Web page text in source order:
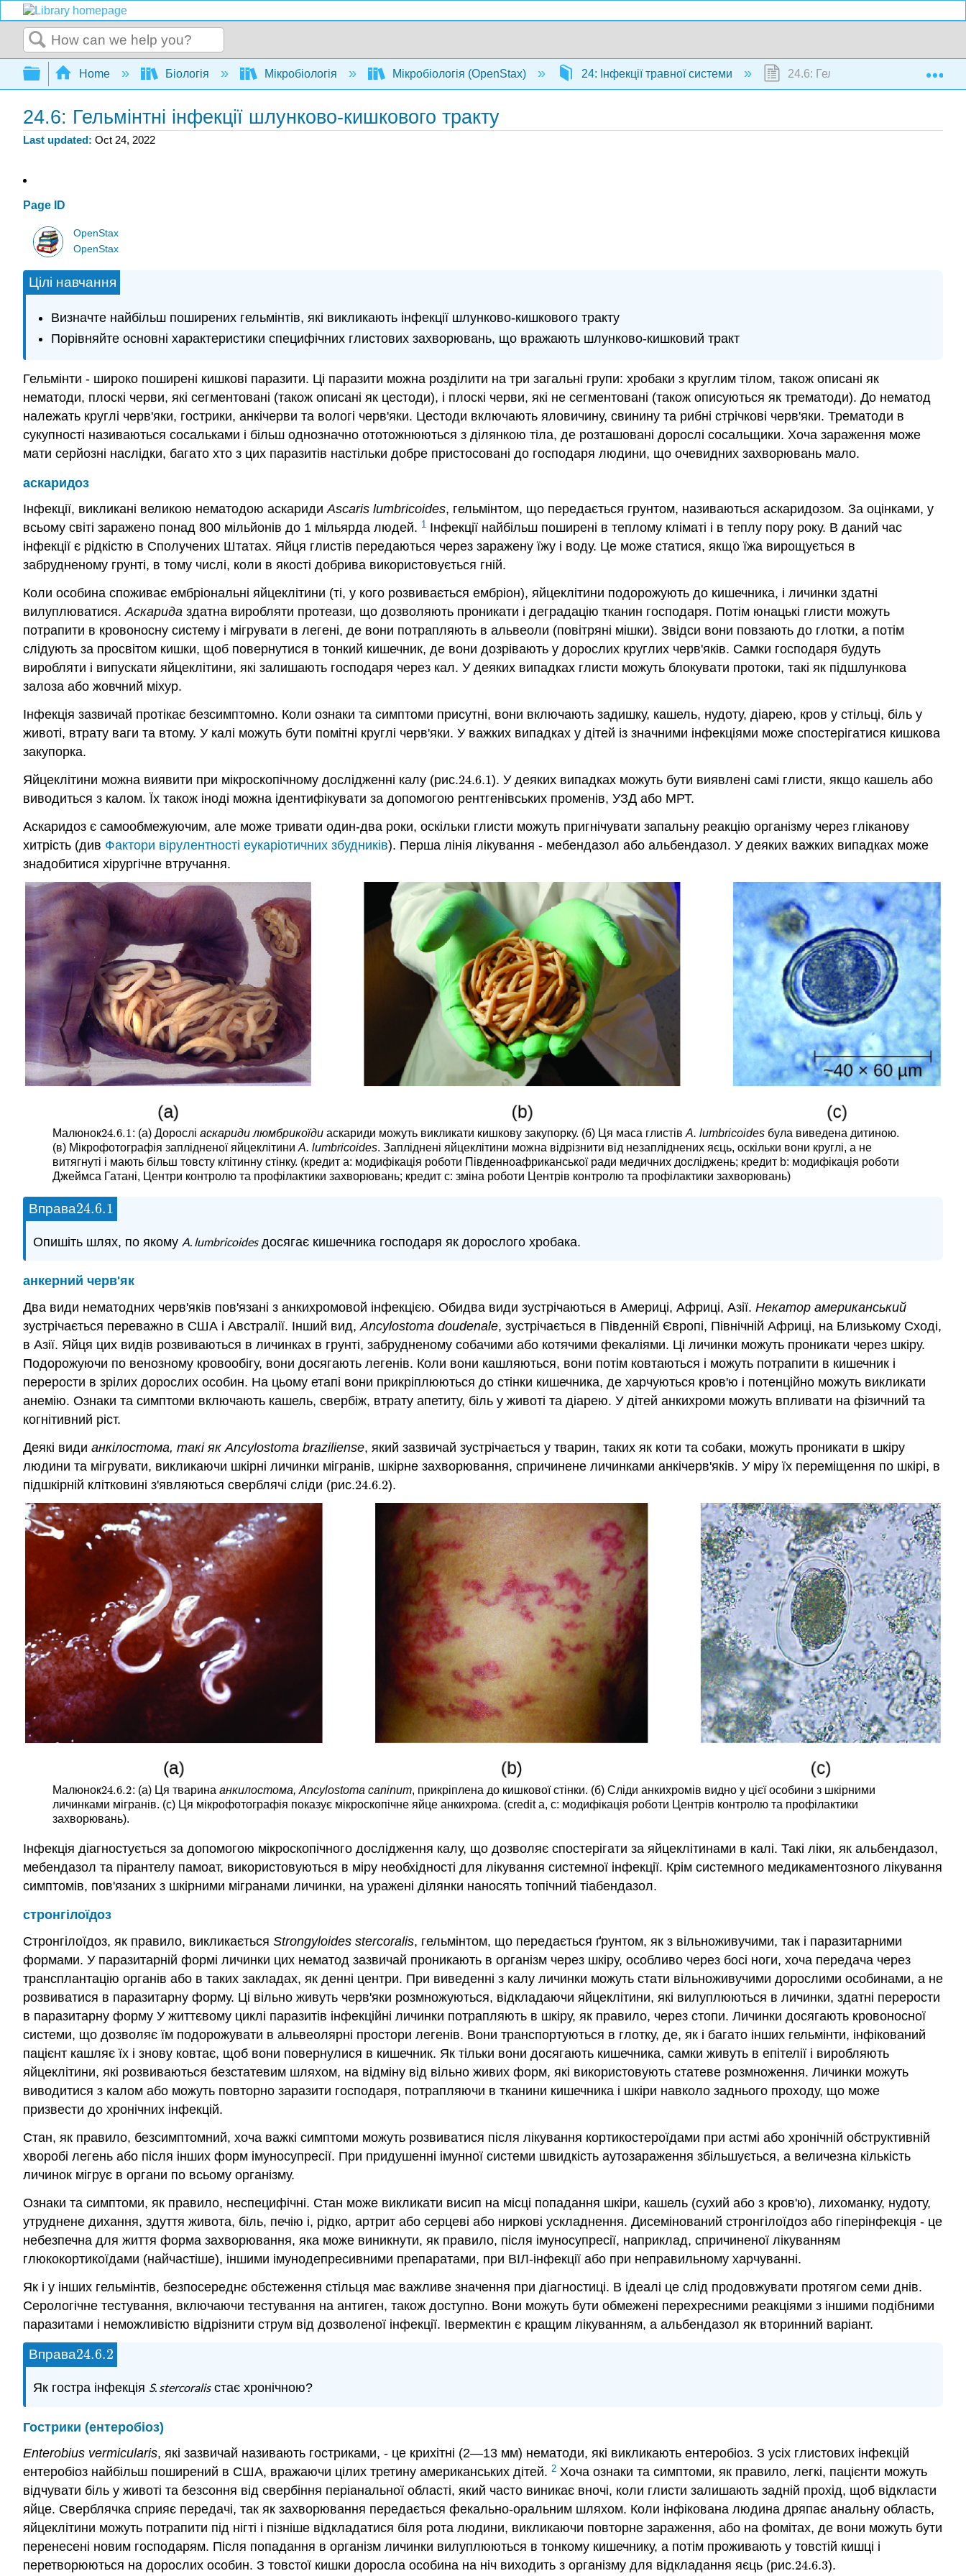
Search
Expand/collapse global hierarchy
Home Біологія Мікробіологія Мікробіологія (OpenStax) 24: Інфекції травної системи 24.6: Гельмінтні інфекції
24.6: Гельмінтні інфекції шлунково-кишкового тракту
Last updated Oct 24, 2022
Page ID
OpenStax
OpenStax
Цілі навчання
Визначте найбільш поширених гельмінтів, які викликають інфекції шлунково-кишкового тракту
Порівняйте основні характеристики специфічних глистових захворювань, що вражають шлунково-кишковий тракт
Гельмінти - широко поширені кишкові паразити. Ці паразити можна розділити на три загальні групи: хробаки з круглим тілом, також описані як
нематоди, плоскі черви, які сегментовані (також описані як цестоди), і плоскі черви, які не сегментовані (також описуються як трематоди). До нематод
належать круглі черв'яки, гострики, анкічерви та вологі черв'яки. Цестоди включають яловичину, свинину та рибні стрічкові черв'яки. Трематоди в
сукупності називаються сосальками і більш однозначно ототожнюються з ділянкою тіла, де розташовані дорослі сосальщики. Хоча зараження може
мати серйозні наслідки, багато хто з цих паразитів настільки добре пристосовані до господаря людини, що очевидних захворювань мало.
аскаридоз
Інфекції, викликані великою нематодою аскаридиAscaris lumbricoides, гельмінтом, що передається грунтом, називаються аскаридозом. За оцінками, у
всьому світі заражено понад 800 мільйонів до 1 мільярда людей. 1 Інфекції найбільш поширені в теплому кліматі і в теплу пору року. В даний час
інфекції є рідкістю в Сполучених Штатах. Яйця глистів передаються через заражену їжу і воду. Це може статися, якщо їжа вирощується в
забрудненому грунті, в тому числі, коли в якості добрива використовується гній.
Коли особина споживає ембріональні яйцеклітини (ті, у кого розвивається ембріон), яйцеклітини подорожують до кишечника, і личинки здатні
вилуплюватися.Аскарида здатна виробляти протеази, що дозволяють проникати і деградацію тканин господаря. Потім юнацькі глисти можуть
потрапити в кровоносну систему і мігрувати в легені, де вони потрапляють в альвеоли (повітряні мішки). Звідси вони повзають до глотки, а потім
слідують за просвітом кишки, щоб повернутися в тонкий кишечник, де вони дозрівають у дорослих круглих черв'яків. Самки господаря будуть
виробляти і випускати яйцеклітини, які залишають господаря через кал. У деяких випадках глисти можуть блокувати протоки, такі як підшлункова
залоза або жовчний міхур.
Інфекція зазвичай протікає безсимптомно. Коли ознаки та симптоми присутні, вони включають задишку, кашель, нудоту, діарею, кров у стільці, біль у
животі, втрату ваги та втому. У калі можуть бути помітні круглі черв'яки. У важких випадках у дітей із значними інфекціями може спостерігатися кишкова
закупорка.
Яйцеклітини можна виявити при мікроскопічному дослідженні калу (рис.24.6.1
24.6.1). У деяких випадках можуть бути виявлені самі глисти, якщо кашель або
виводиться з калом. Їх також іноді можна ідентифікувати за допомогою рентгенівських променів, УЗД або МРТ.
Аскаридоз є самообмежуючим, але може тривати один-два роки, оскільки глисти можуть пригнічувати запальну реакцію організму через гліканову
хитрість (див Фактори вірулентності еукаріотичних збудників). Перша лінія лікування - мебендазол або альбендазол. У деяких важких випадках може
знадобитися хірургічне втручання.
Малюнок24.6.1
24.6.1: (а) Дорослі аскариди люмбрикоїдиаскариди можуть викликати кишкову закупорку. (б) Ця маса глистів A. lumbricoidesбула виведена дитиною.
(в) Мікрофотографія заплідненої яйцеклітиниA. lumbricoides. Запліднені яйцеклітини можна відрізнити від незапліднених яєць, оскільки вони круглі, а не
витягнуті і мають більш товсту клітинну стінку. (кредит a: модифікація роботи Південноафриканської ради медичних досліджень; кредит b: модифікація роботи
Джеймса Гатані, Центри контролю та профілактики захворювань; кредит c: зміна роботи Центрів контролю та профілактики захворювань)
Вправа24.6.1
24.6.1
Опишіть шлях, по якому A. lumbricoidesдосягає кишечника господаря як дорослого хробака.
анкерний черв'як
Два види нематодних черв'яків пов'язані з анкихромовой інфекцією. Обидва види зустрічаються в Америці, Африці, Азії. Некатор американський
зустрічається переважно в США і Австралії. Інший вид, Ancylostoma doudenale, зустрічається в Південній Європі, Північній Африці, на Близькому Сході,
в Азії. Яйця цих видів розвиваються в личинках в грунті, забрудненому собачими або котячими фекаліями. Ці личинки можуть проникати через шкіру.
Подорожуючи по венозному кровообігу, вони досягають легенів. Коли вони кашляються, вони потім ковтаються і можуть потрапити в кишечник і
перерости в зрілих дорослих особин. На цьому етапі вони прикріплюються до стінки кишечника, де харчуються кров'ю і потенційно можуть викликати
анемію. Ознаки та симптоми включають кашель, свербіж, втрату апетиту, біль у животі та діарею. У дітей анкихроми можуть впливати на фізичний та
когнітивний ріст.
Деякі види анкілостома, такі як Ancylostoma braziliense, який зазвичай зустрічається у тварин, таких як коти та собаки, можуть проникати в шкіру
людини та мігрувати, викликаючи шкірні личинки мігранів, шкірне захворювання, спричинене личинками анкічерв'яків. У міру їх переміщення по шкірі, в
підшкірній клітковині з'являються сверблячі сліди (рис.24.6.2
24.6.2).
Малюнок24.6.2
24.6.2: (а) Ця тварина анкилостома, Ancylostoma caninum, прикріплена до кишкової стінки. (б) Сліди анкихромів видно у цієї особини з шкірними
личинками мігранів. (c) Ця мікрофотографія показує мікроскопічне яйце анкихрома. (credit a, c: модифікація роботи Центрів контролю та профілактики
захворювань).
Інфекція діагностується за допомогою мікроскопічного дослідження калу, що дозволяє спостерігати за яйцеклітинами в калі. Такі ліки, як альбендазол,
мебендазол та пірантелу памоат, використовуються в міру необхідності для лікування системної інфекції. Крім системного медикаментозного лікування
симптомів, пов'язаних з шкірними мігранами личинки, на уражені ділянки наносять топічний тіабендазол.
стронгілоїдоз
Стронгілоїдоз, як правило, викликається Strongyloides stercoralis, гельмінтом, що передається ґрунтом, як з вільноживучими, так і паразитарними
формами. У паразитарній формі личинки цих нематод зазвичай проникають в організм через шкіру, особливо через босі ноги, хоча передача через
трансплантацію органів або в таких закладах, як денні центри. При виведенні з калу личинки можуть стати вільноживучими дорослими особинами, а не
розвиватися в паразитарну форму. Ці вільно живуть черв'яки розмножуються, відкладаючи яйцеклітини, які вилуплюються в личинки, здатні перерости
в паразитарну форму У життєвому циклі паразитів інфекційні личинки потрапляють в шкіру, як правило, через стопи. Личинки досягають кровоносної
системи, що дозволяє їм подорожувати в альвеолярні простори легенів. Вони транспортуються в глотку, де, як і багато інших гельмінти, інфікований
пацієнт кашляє їх і знову ковтає, щоб вони повернулися в кишечник. Як тільки вони досягають кишечника, самки живуть в епітелії і виробляють
яйцеклітини, які розвиваються безстатевим шляхом, на відміну від вільно живих форм, які використовують статеве розмноження. Личинки можуть
виводитися з калом або можуть повторно заразити господаря, потрапляючи в тканини кишечника і шкіри навколо заднього проходу, що може
призвести до хронічних інфекцій.
Стан, як правило, безсимптомний, хоча важкі симптоми можуть розвиватися після лікування кортикостероїдами при астмі або хронічній обструктивній
хворобі легень або після інших форм імуносупресії. При придушенні імунної системи швидкість аутозараження збільшується, а величезна кількість
личинок мігрує в органи по всьому організму.
Ознаки та симптоми, як правило, неспецифічні. Стан може викликати висип на місці попадання шкіри, кашель (сухий або з кров'ю), лихоманку, нудоту,
утруднене дихання, здуття живота, біль, печію і, рідко, артрит або серцеві або ниркові ускладнення. Дисемінований стронгілоїдоз або гіперінфекція - це
небезпечна для життя форма захворювання, яка може виникнути, як правило, після імуносупресії, наприклад, спричиненої лікуванням
глюкокортикоїдами (найчастіше), іншими імунодепресивними препаратами, при ВІЛ-інфекції або при неправильному харчуванні.
Як і у інших гельмінтів, безпосереднє обстеження стільця має важливе значення при діагностиці. В ідеалі це слід продовжувати протягом семи днів.
Серологічне тестування, включаючи тестування на антиген, також доступно. Вони можуть бути обмежені перехресними реакціями з іншими подібними
паразитами і неможливістю відрізнити струм від дозволеної інфекції. Івермектин є кращим лікуванням, а альбендазол як вторинний варіант.
Вправа24.6.2
24.6.2
Як гостра інфекція S. stercoralisстає хронічною?
Гострики (ентеробіоз)
Enterobius vermicularis, які зазвичай називають гостриками, - це крихітні (2—13 мм) нематоди, які викликають ентеробіоз. З усіх глистових інфекцій
ентеробіоз найбільш поширений в США, вражаючи цілих третину американських дітей. 2 Хоча ознаки та симптоми, як правило, легкі, пацієнти можуть
відчувати біль у животі та безсоння від свербіння періанальної області, який часто виникає вночі, коли глисти залишають задній прохід, щоб відкласти
яйце. Сверблячка сприяє передачі, так як захворювання передається фекально-оральним шляхом. Коли інфікована людина дряпає анальну область,
яйцеклітини можуть потрапити під нігті і пізніше відкладатися біля рота людини, викликаючи повторне зараження, або на фомітах, де вони можуть бути
перенесені новим господарям. Після попадання в організм личинки вилуплюються в тонкому кишечнику, а потім проживають у товстій кишці і
перетворюються на дорослих особин. З товстої кишки доросла особина на ніч виходить з організму для відкладання яєць (рис.24.6.3
24.6.3).